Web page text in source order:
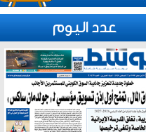
عدد اليوم